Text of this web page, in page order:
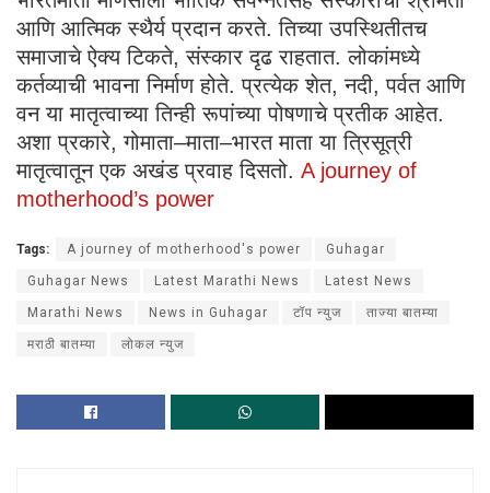
आणि आत्मिक स्थैर्य प्रदान करते. तिच्या उपस्थितीतच
समाजाचे ऐक्य टिकते, संस्कार दृढ राहतात. लोकांमध्ये
कर्तव्याची भावना निर्माण होते. प्रत्येक शेत, नदी, पर्वत आणि
वन या मातृत्वाच्या तिन्ही रूपांच्या पोषणाचे प्रतीक आहेत.
अशा प्रकारे, गोमाता–माता–भारत माता या त्रिसूत्री
मातृत्वातून एक अखंड प्रवाह दिसतो. A journey of
motherhood’s power
Tags: A journey of motherhood's power Guhagar
Guhagar News Latest Marathi News Latest News
Marathi News News in Guhagar टॉप न्युज ताज्या बातम्या
मराठी बातम्या लोकल न्युज